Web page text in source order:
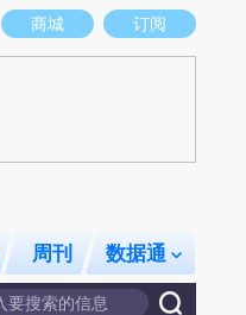
代表财新观点和立场。推荐点击
商城 订阅
周刊 数据通